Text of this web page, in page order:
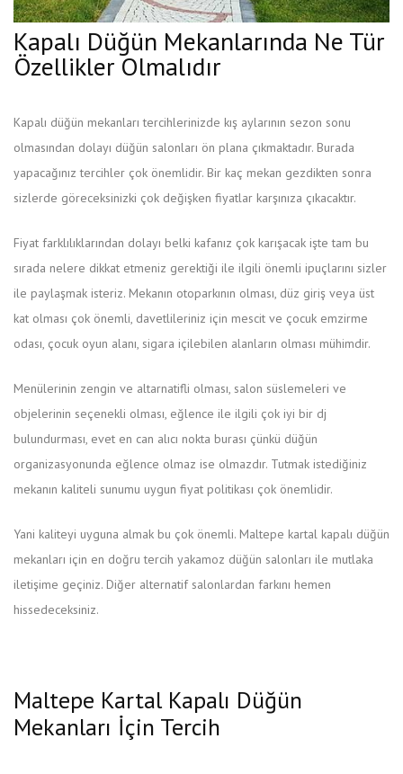
Kapalı Düğün Mekanlarında Ne Tür
Özellikler Olmalıdır
Kapalı düğün mekanları tercihlerinizde kış aylarının sezon sonu
olmasından dolayı düğün salonları ön plana çıkmaktadır. Burada
yapacağınız tercihler çok önemlidir. Bir kaç mekan gezdikten sonra
sizlerde göreceksinizki çok değişken fiyatlar karşınıza çıkacaktır.
Fiyat farklılıklarından dolayı belki kafanız çok karışacak işte tam bu
sırada nelere dikkat etmeniz gerektiği ile ilgili önemli ipuçlarını sizler
ile paylaşmak isteriz. Mekanın otoparkının olması, düz giriş veya üst
kat olması çok önemli, davetlileriniz için mescit ve çocuk emzirme
odası, çocuk oyun alanı, sigara içilebilen alanların olması mühimdir.
Menülerinin zengin ve altarnatifli olması, salon süslemeleri ve
objelerinin seçenekli olması, eğlence ile ilgili çok iyi bir dj
bulundurması, evet en can alıcı nokta burası çünkü düğün
organizasyonunda eğlence olmaz ise olmazdır. Tutmak istediğiniz
mekanın kaliteli sunumu uygun fiyat politikası çok önemlidir.
Yani kaliteyi uyguna almak bu çok önemli. Maltepe kartal kapalı düğün
mekanları için en doğru tercih yakamoz düğün salonları ile mutlaka
iletişime geçiniz. Diğer alternatif salonlardan farkını hemen
hissedeceksiniz.
Maltepe Kartal Kapalı Düğün
Mekanları İçin Tercih